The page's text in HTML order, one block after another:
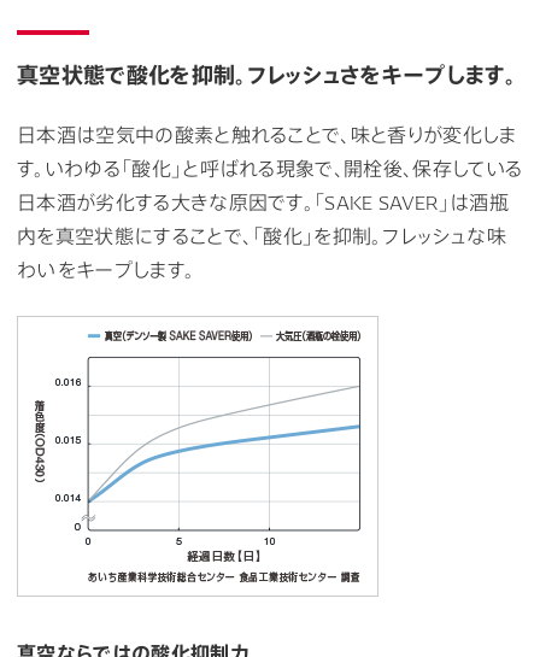
真空状態で酸化を抑制。フレッシュさをキープします。
日本酒は空気中の酸素と触れることで、味と香りが変化しま
す。いわゆる「酸化」と呼ばれる現象で、開栓後、保存している
日本酒が劣化する大きな原因です。「SAKE SAVER」は酒瓶
内を真空状態にすることで、「酸化」を抑制。フレッシュな味
わいをキープします。